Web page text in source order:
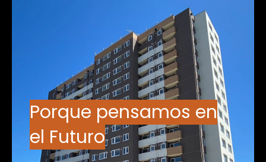
Porque pensamos en
el Futuro